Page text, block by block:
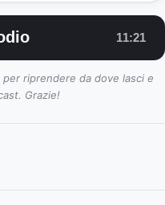
11:21
riprendere da dove lasci e
Grazie!